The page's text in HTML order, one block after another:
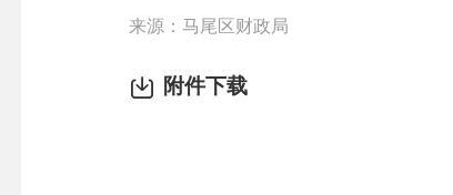
来源：马尾区财政局
附件下载